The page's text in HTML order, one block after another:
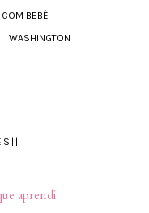
BEBÊ
WASHINGTON
aprendi